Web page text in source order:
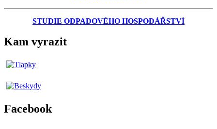
STUDIE ODPADOVÉHO HOSPODÁŘSTVÍ
Kam vyrazit
Facebook